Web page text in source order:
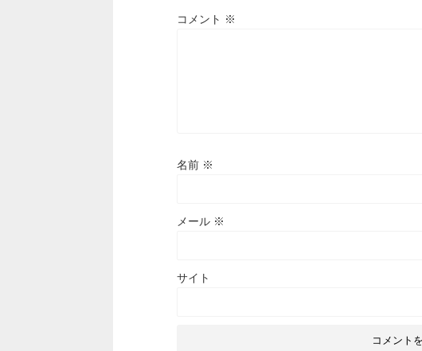
コメント ※
名前 ※
メール ※
サイト